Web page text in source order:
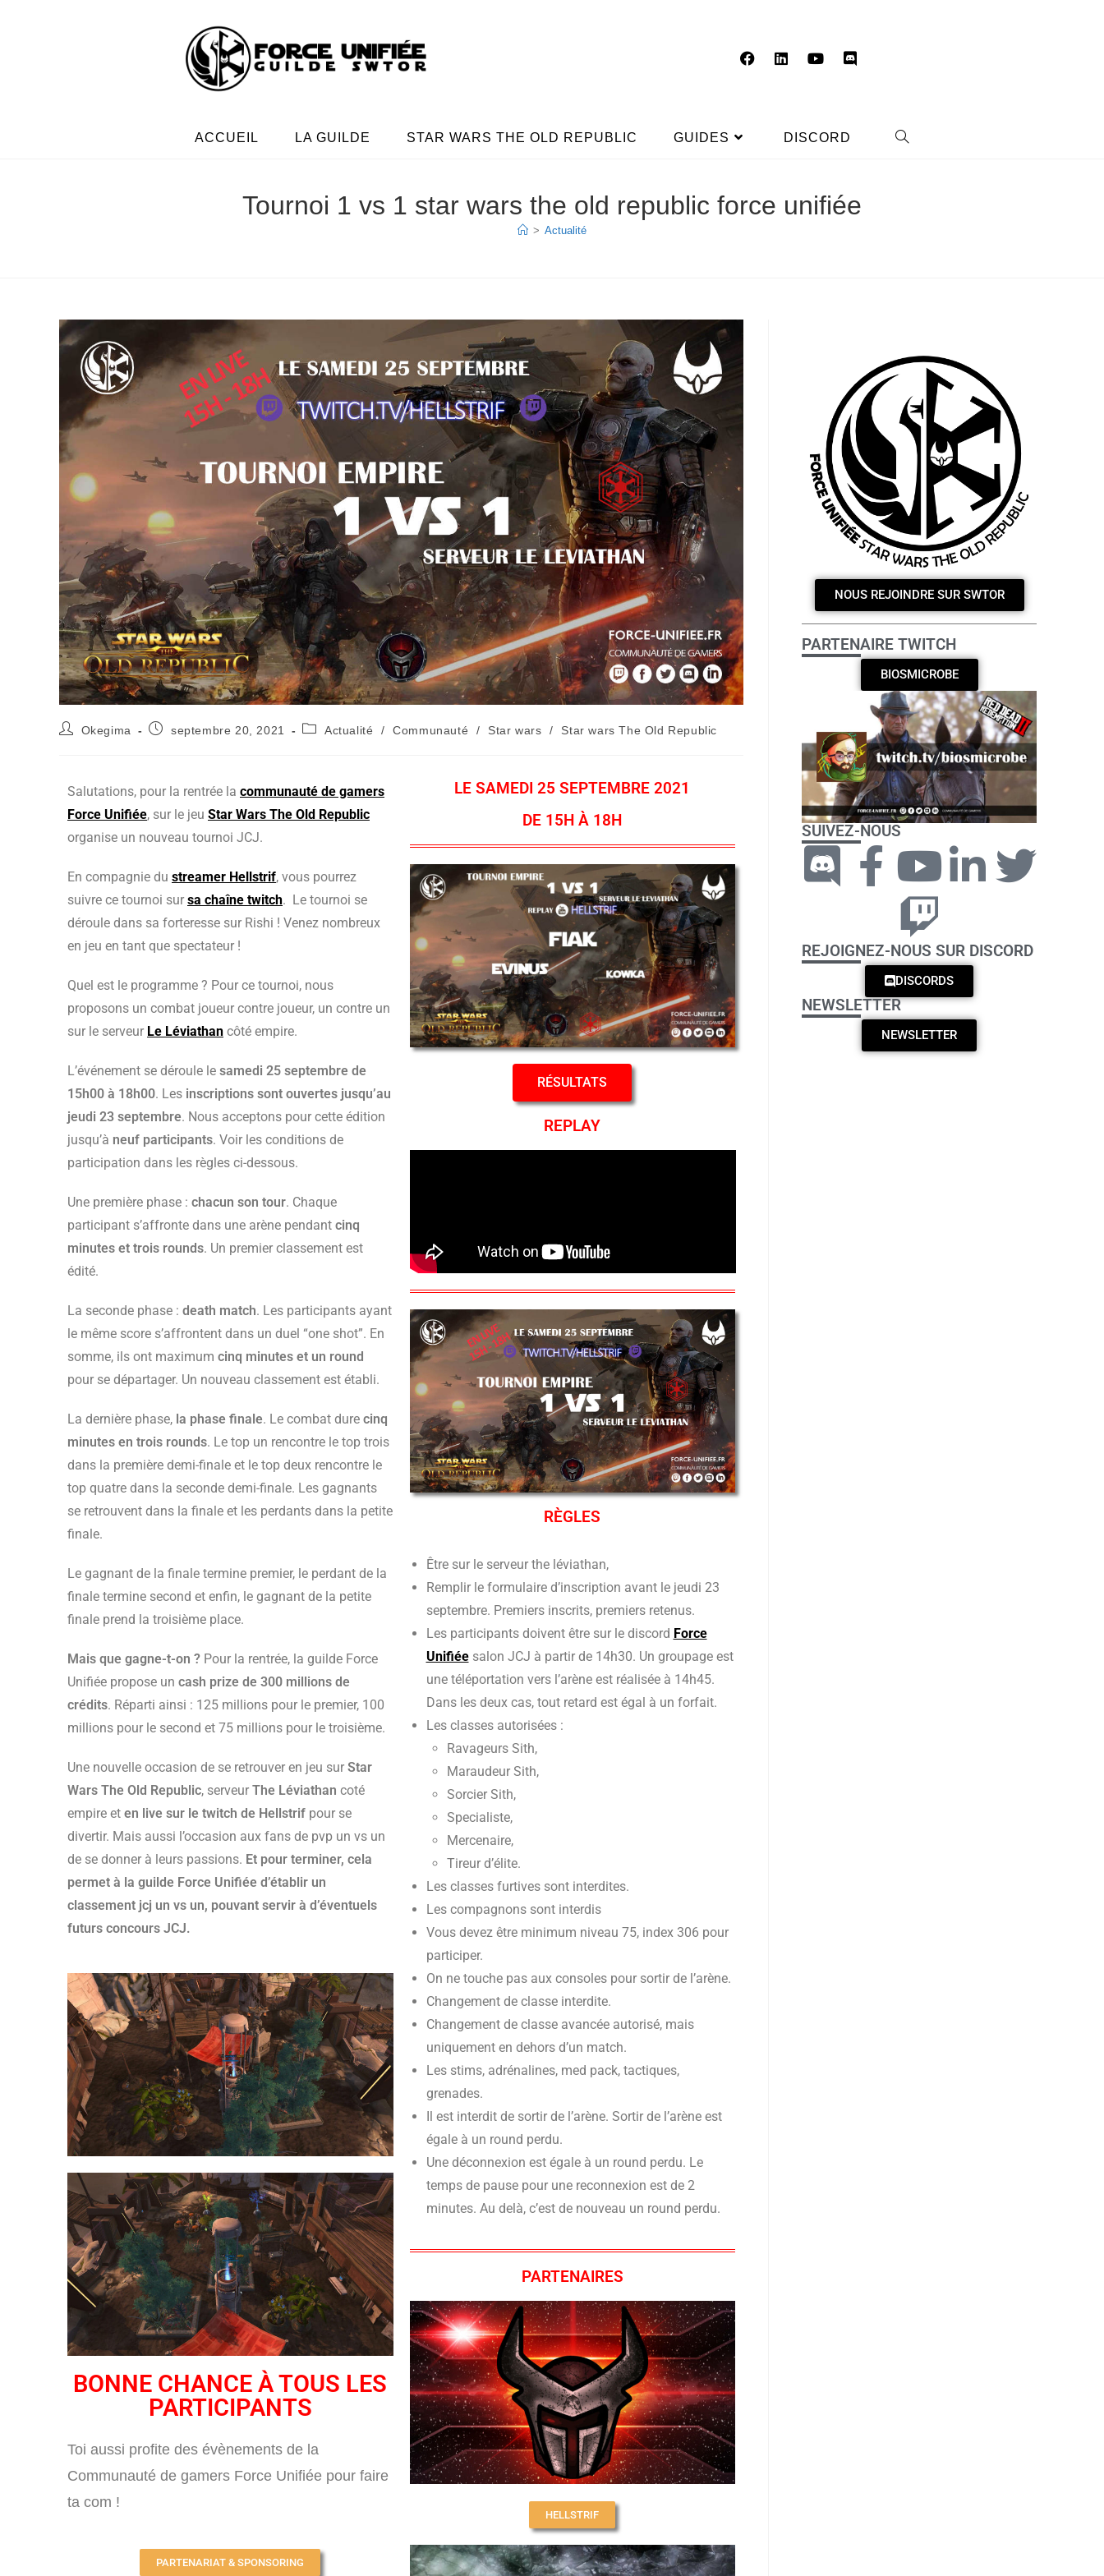
ACCUEIL LA GUILDE STAR WARS THE OLD REPUBLIC GUIDES DISCORD
Tournoi 1 vs 1 star wars the old republic force unifiée
> Actualité
Okegima septembre 20, 2021 Actualité / Communauté / Star wars / Star wars The Old Republic
Salutations, pour la rentrée la communauté de gamers
Force Unifiée, sur le jeu Star Wars The Old Republic
organise un nouveau tournoi JCJ.
En compagnie du streamer Hellstrif, vous pourrez
suivre ce tournoi sur sa chaîne twitch. Le tournoi se
déroule dans sa forteresse sur Rishi ! Venez nombreux
en jeu en tant que spectateur !
Quel est le programme ? Pour ce tournoi, nous
proposons un combat joueur contre joueur, un contre un
sur le serveur Le Léviathan côté empire.
L’événement se déroule le samedi 25 septembre de
15h00 à 18h00. Les inscriptions sont ouvertes jusqu’au
jeudi 23 septembre. Nous acceptons pour cette édition
jusqu’à neuf participants. Voir les conditions de
participation dans les règles ci-dessous.
Une première phase : chacun son tour. Chaque
participant s’affronte dans une arène pendant cinq
minutes et trois rounds. Un premier classement est
édité.
La seconde phase : death match. Les participants ayant
le même score s’affrontent dans un duel “one shot”. En
somme, ils ont maximum cinq minutes et un round
pour se départager. Un nouveau classement est établi.
La dernière phase, la phase finale. Le combat dure cinq
minutes en trois rounds. Le top un rencontre le top trois
dans la première demi-finale et le top deux rencontre le
top quatre dans la seconde demi-finale. Les gagnants
se retrouvent dans la finale et les perdants dans la petite
finale.
Le gagnant de la finale termine premier, le perdant de la
finale termine second et enfin, le gagnant de la petite
finale prend la troisième place.
Mais que gagne-t-on ? Pour la rentrée, la guilde Force
Unifiée propose un cash prize de 300 millions de
crédits. Réparti ainsi : 125 millions pour le premier, 100
millions pour le second et 75 millions pour le troisième.
Une nouvelle occasion de se retrouver en jeu sur Star
Wars The Old Republic, serveur The Léviathan coté
empire et en live sur le twitch de Hellstrif pour se
divertir. Mais aussi l’occasion aux fans de pvp un vs un
de se donner à leurs passions. Et pour terminer, cela
permet à la guilde Force Unifiée d’établir un
classement jcj un vs un, pouvant servir à d’éventuels
futurs concours JCJ.
BONNE CHANCE À TOUS LES
PARTICIPANTS
Toi aussi profite des évènements de la
Communauté de gamers Force Unifiée pour faire
ta com !
PARTENARIAT & SPONSORING
LE SAMEDI 25 SEPTEMBRE 2021
DE 15H À 18H
RÉSULTATS
REPLAY
RÈGLES
Être sur le serveur the léviathan,
Remplir le formulaire d’inscription avant le jeudi 23
septembre. Premiers inscrits, premiers retenus.
Les participants doivent être sur le discord Force
Unifiéesalon JCJ à partir de 14h30. Un groupage est
une téléportation vers l’arène est réalisée à 14h45.
Dans les deux cas, tout retard est égal à un forfait.
Les classes autorisées :
Ravageurs Sith,
Maraudeur Sith,
Sorcier Sith,
Specialiste,
Mercenaire,
Tireur d’élite.
Les classes furtives sont interdites.
Les compagnons sont interdis
Vous devez être minimum niveau 75, index 306 pour
participer.
On ne touche pas aux consoles pour sortir de l’arène.
Changement de classe interdite.
Changement de classe avancée autorisé, mais
uniquement en dehors d’un match.
Les stims, adrénalines, med pack, tactiques,
grenades.
Il est interdit de sortir de l’arène. Sortir de l’arène est
égale à un round perdu.
Une déconnexion est égale à un round perdu. Le
temps de pause pour une reconnexion est de 2
minutes. Au delà, c’est de nouveau un round perdu.
PARTENAIRES
HELLSTRIF
NOUS REJOINDRE SUR SWTOR
PARTENAIRE TWITCH
BIOSMICROBE
SUIVEZ-NOUS
REJOIGNEZ-NOUS SUR DISCORD
DISCORDS
NEWSLETTER
NEWSLETTER